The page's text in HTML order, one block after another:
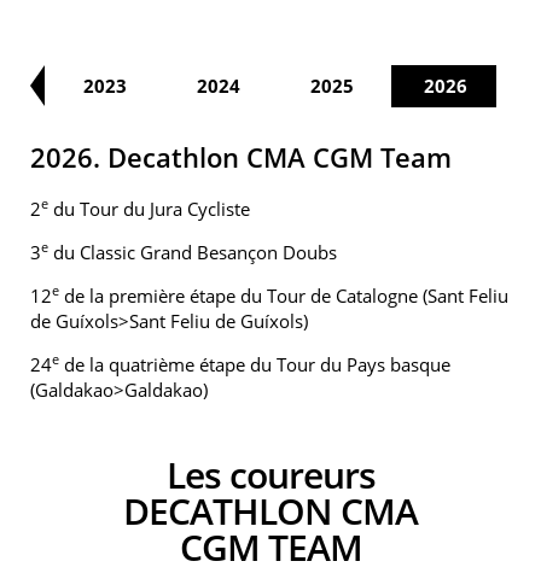
2023 2024 2025 2026
2026. Decathlon CMA CGM Team
2e du Tour du Jura Cycliste
3e du Classic Grand Besançon Doubs
12e de la première étape du Tour de Catalogne (Sant Feliu
de Guíxols>Sant Feliu de Guíxols)
24e de la quatrième étape du Tour du Pays basque
(Galdakao>Galdakao)
Les coureurs
DECATHLON CMA
CGM TEAM